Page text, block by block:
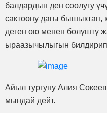
балдардын ден соолугу
сактоону дагы
деген ою менен бөлүштү
ыраазычылыгын билдирип
Айыл тургуну Алия
мындай дейт.